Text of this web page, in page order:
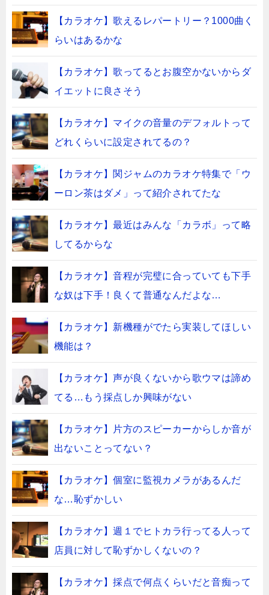
【カラオケ】歌えるレパートリー？1000曲く
らいはあるかな
【カラオケ】歌ってるとお腹空かないからダ
イエットに良さそう
【カラオケ】マイクの音量のデフォルトって
どれくらいに設定されてるの？
【カラオケ】関ジャムのカラオケ特集で「ウ
ーロン茶はダメ」って紹介されてたな
【カラオケ】最近はみんな「カラボ」って略
してるからな
【カラオケ】音程が完璧に合っていても下手
な奴は下手！良くて普通なんだよな…
【カラオケ】新機種がでたら実装してほしい
機能は？
【カラオケ】声が良くないから歌ウマは諦め
てる…もう採点しか興味がない
【カラオケ】片方のスピーカーからしか音が
出ないことってない？
【カラオケ】個室に監視カメラがあるんだ
な…恥ずかしい
【カラオケ】週１でヒトカラ行ってる人って
店員に対して恥ずかしくないの？
【カラオケ】採点で何点くらいだと音痴って